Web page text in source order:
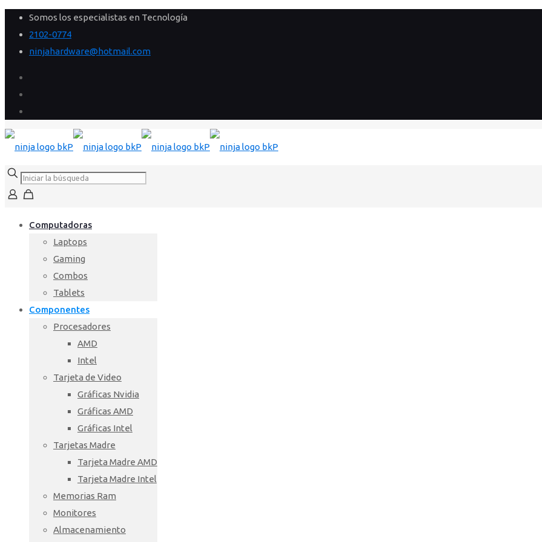
Somos los especialistas en Tecnología
2102-0774
ninjahardware@hotmail.com
Computadoras
Laptops
Gaming
Combos
Tablets
Componentes
Procesadores
AMD
Intel
Tarjeta de Video
Gráficas Nvidia
Gráficas AMD
Gráficas Intel
Tarjetas Madre
Tarjeta Madre AMD
Tarjeta Madre Intel
Memorias Ram
Monitores
Almacenamiento